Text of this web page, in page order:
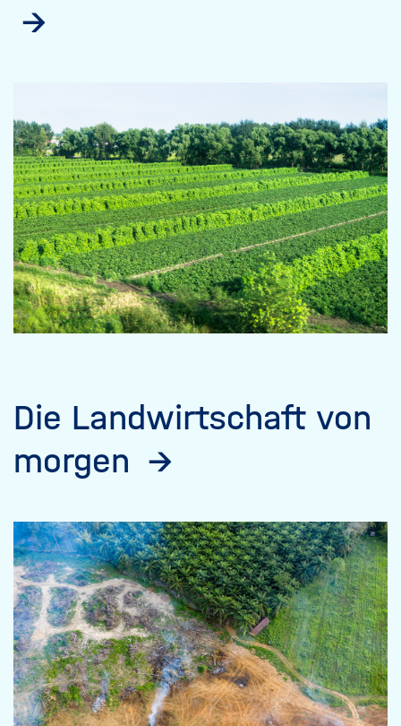
Die Landwirtschaft von
morgen